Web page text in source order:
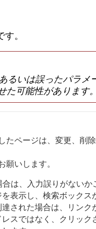
。
るいは誤ったパラメ
可能性があります。
たページは、変更、削
願いします。
は、入力誤りがないか
を表示し、検索ボックス
された場合は、リンク
スではなく、クリック